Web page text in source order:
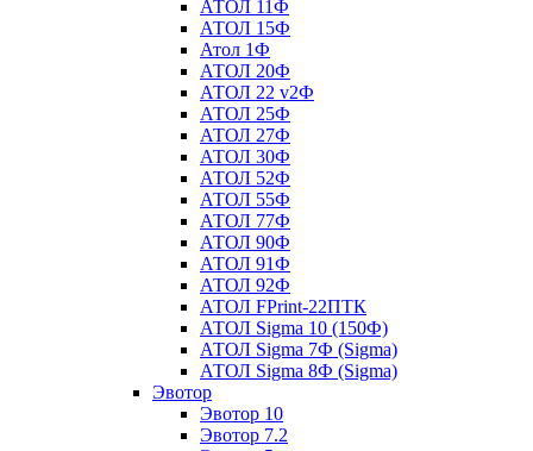
АТОЛ 11Ф
АТОЛ 15Ф
Атол 1Ф
АТОЛ 20Ф
АТОЛ 22 v2Ф
АТОЛ 25Ф
АТОЛ 27Ф
АТОЛ 30Ф
АТОЛ 52Ф
АТОЛ 55Ф
АТОЛ 77Ф
АТОЛ 90Ф
АТОЛ 91Ф
АТОЛ 92Ф
АТОЛ FPrint-22ПТК
АТОЛ Sigma 10 (150Ф)
АТОЛ Sigma 7Ф (Sigma)
АТОЛ Sigma 8Ф (Sigma)
Эвотор
Эвотор 10
Эвотор 7.2